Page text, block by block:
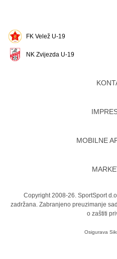
FK Velež U-19
NK Zvijezda U-19
MOBILNE
Copyright 2008-26. SportSport
zadržana. Zabranjeno preuzimanje
o zaštiti
Osigurava